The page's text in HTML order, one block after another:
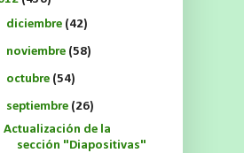
diciembre (42)
noviembre (58)
octubre (54)
septiembre (26)
Actualización de la
sección "Diapositivas"